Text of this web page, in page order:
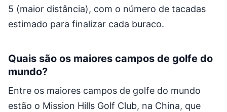
5 (maior distância), com o número de tacadas
estimado para finalizar cada buraco.
Quais são os maiores campos de golfe do
mundo?
Entre os maiores campos de golfe do mundo
estão o Mission Hills Golf Club, na China, que